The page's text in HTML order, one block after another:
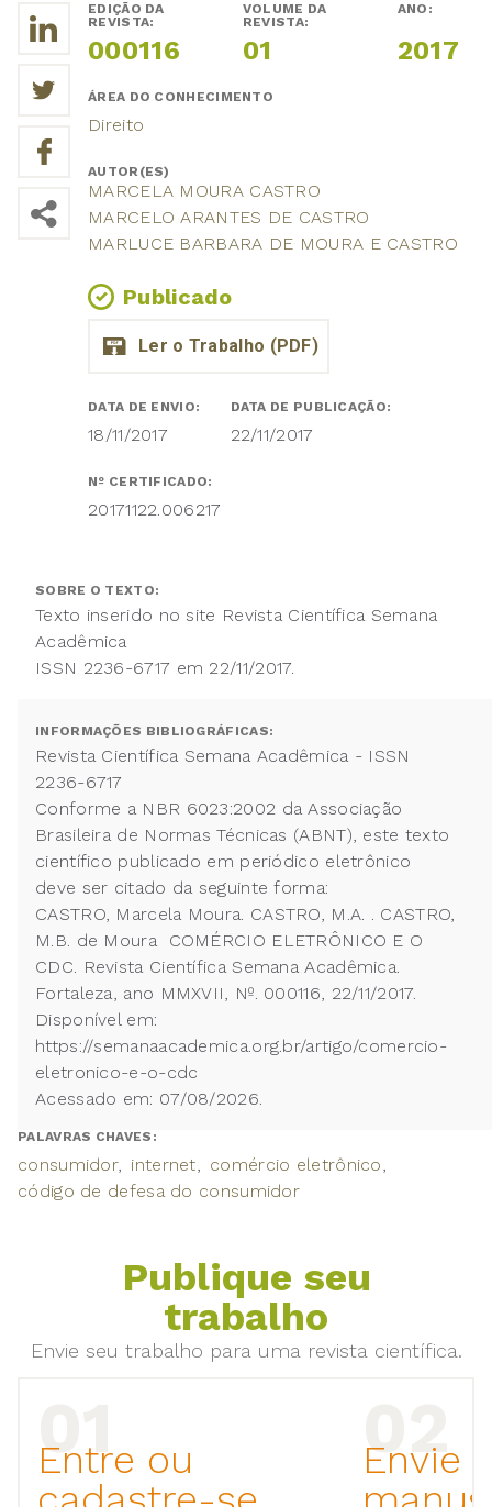
EDIÇÃO DA
REVISTA:
000116
VOLUME DA
REVISTA:
01
ANO:
2017
ÁREA DO CONHECIMENTO
Direito
AUTOR(ES)
MARCELA MOURA CASTRO
MARCELO ARANTES DE CASTRO
MARLUCE BARBARA DE MOURA E CASTRO
Publicado
DATA DE ENVIO:
18/11/2017
DATA DE PUBLICAÇÃO:
22/11/2017
Nº CERTIFICADO:
20171122.006217
SOBRE O TEXTO:
Texto inserido no site Revista Científica Semana
Acadêmica
ISSN 2236-6717 em 22/11/2017.
INFORMAÇÕES BIBLIOGRÁFICAS:
Revista Científica Semana Acadêmica - ISSN
2236-6717
Conforme a NBR 6023:2002 da Associação
Brasileira de Normas Técnicas (ABNT), este texto
científico publicado em periódico eletrônico
deve ser citado da seguinte forma:
CASTRO, Marcela Moura. CASTRO, M.A. . CASTRO,
M.B. de Moura COMÉRCIO ELETRÔNICO E O
CDC. Revista Científica Semana Acadêmica.
Fortaleza, ano MMXVII, Nº. 000116, 22/11/2017.
Disponível em:
https://semanaacademica.org.br/artigo/comercio-
eletronico-e-o-cdc
Acessado em: 07/08/2026.
PALAVRAS CHAVES:
consumidor internet
comércio eletrônico
código de defesa do consumidor
Publique seu
trabalho
Envie seu trabalho para uma revista científica.
Entre ou
Envie